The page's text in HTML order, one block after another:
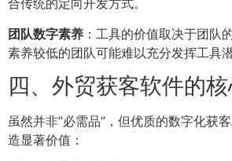
合传统的定向开发方式。
团队数字素养 ：工具的价值取决于团队
素养较低的团队可能难以充分发挥工具潜
四、外贸获客软件的
虽然并非”必需品”，但优质的数字化获
造显著价值：